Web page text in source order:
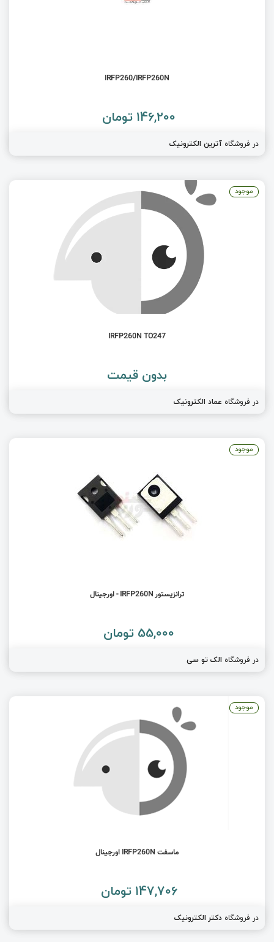
IRFP260/IRFP260N
146,200 تومان
در فروشگاه آترین الکترونیک
IRFP260N TO247
بدون قیمت
در فروشگاه عماد الکترونیک
موجود
ترانزیستور IRFP260N - اورجینال
55,000 تومان
در فروشگاه الک تو سی
موجود
ماسفت IRFP260N اورجینال
147,706 تومان
در فروشگاه دکتر الکترونیک
موجود